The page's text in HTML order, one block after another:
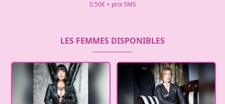
0.50€ + prix SMS
LES FEMMES DISPONIBLES